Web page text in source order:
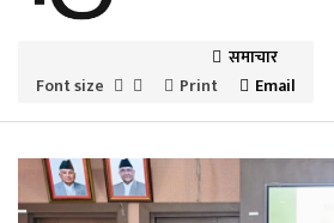
पर्यटन
अन्तराष्ट्रिय
समाचार
Font size
Print Email